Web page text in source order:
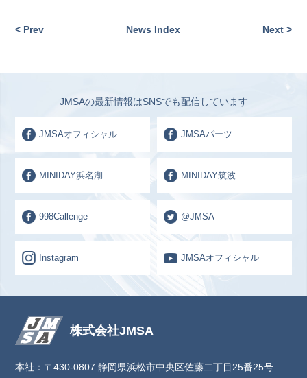
< Prev News Index Next >
JMSAの最新情報はSNSでも配信しています
JMSAオフィシャル JMSAパーツ
MINIDAY浜名湖 MINIDAY筑波
998Callenge @JMSA
Instagram JMSAオフィシャル
株式会社JMSA
本社：〒430-0807 静岡県浜松市中央区佐藤二丁目25番25号